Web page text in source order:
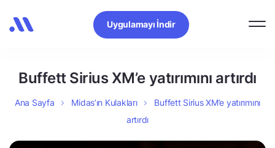
Uygulamayı İndir
Buffett Sirius XM’e yatırımını artırdı
Ana Sayfa Midas’ın Kulakları
Buffett Sirius XM’e yatırımını
artırdı